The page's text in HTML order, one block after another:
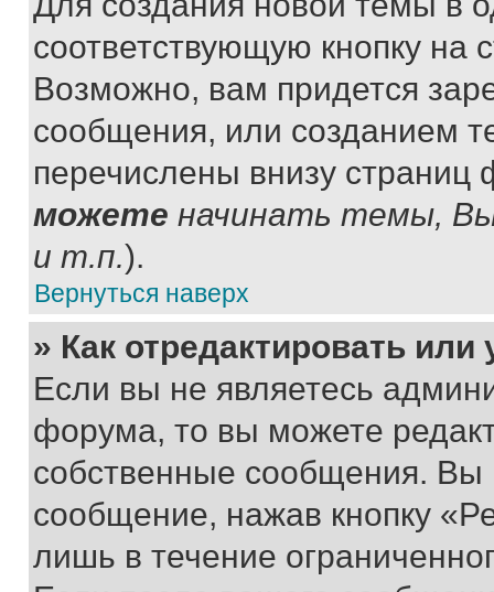
соответствующую кнопку
Возможно, вам придется
сообщения, или созданием
перечислены внизу
можете начинать темы,
и т.п.).
Вернуться наверх
» Как отредактировать
Если вы не являетесь
форума, то вы можете
собственные сообщения. Вы
сообщение, нажав кнопку
лишь в течение